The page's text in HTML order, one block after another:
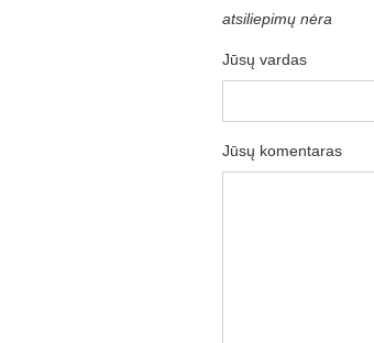
atsiliepimų nėra
Jūsų vardas
Jūsų komentaras